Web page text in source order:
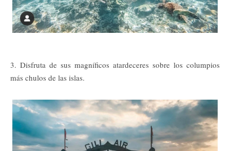
3. Disfruta de sus magníficos atardeceres sobre los columpios
más chulos de las islas.